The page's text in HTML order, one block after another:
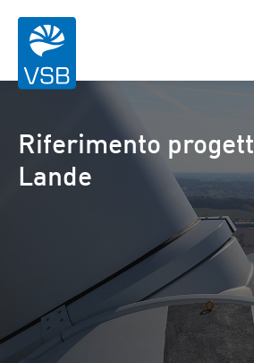
Riferimento
Lande